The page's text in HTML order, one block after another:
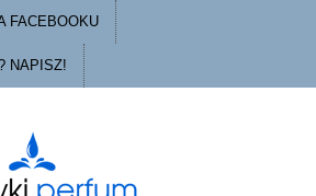
FACEBOOKU
NAPISZ!